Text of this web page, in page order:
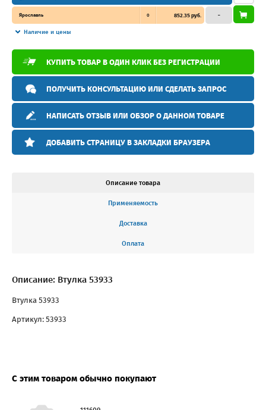
Ярославль 0 852.35 руб.
Наличие и цены
–
КУПИТЬ ТОВАР В ОДИН КЛИК БЕЗ РЕГИСТРАЦИИ
ПОЛУЧИТЬ КОНСУЛЬТАЦИЮ ИЛИ СДЕЛАТЬ ЗАПРОС
НАПИСАТЬ ОТЗЫВ ИЛИ ОБЗОР О ДАННОМ ТОВАРЕ
ДОБАВИТЬ СТРАНИЦУ В ЗАКЛАДКИ БРАУЗЕРА
Описание товара
Применяемость
Доставка
Оплата
Описание: Втулка 53933
Втулка 53933
Артикул: 53933
С этим товаром обычно покупают